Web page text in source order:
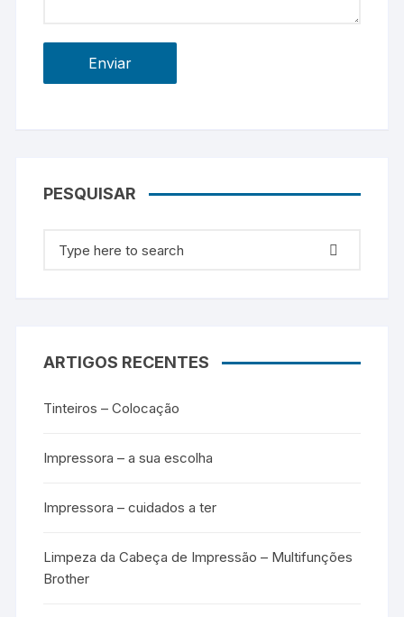
PESQUISAR
ARTIGOS RECENTES
Tinteiros – Colocação
Impressora – a sua escolha
Impressora – cuidados a ter
Limpeza da Cabeça de Impressão – Multifunções
Brother